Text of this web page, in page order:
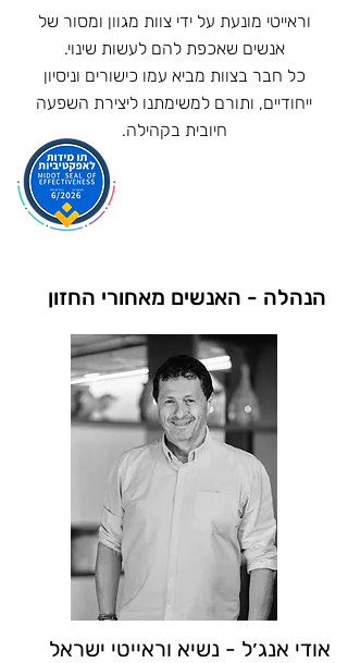
וראייטי מונעת על ידי צוות מגוון ומסור של
אנשים שאכפת להם לעשות שינוי.
כל חבר בצוות מביא עמו כישורים וניסיון
ייחודיים, ותורם למשימתנו ליצירת השפעה
חיובית בקהילה.
הנהלה - האנשים מאחורי החזון
אודי אנג׳ל - נשיא וראייטי ישראל